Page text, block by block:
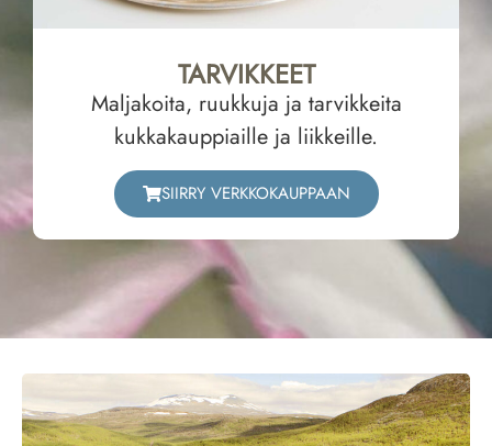
TARVIKKEET
Maljakoita, ruukkuja ja tarvikkeita
kukkakauppiaille ja liikkeille.
SIIRRY VERKKOKAUPPAAN